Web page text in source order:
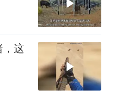
这